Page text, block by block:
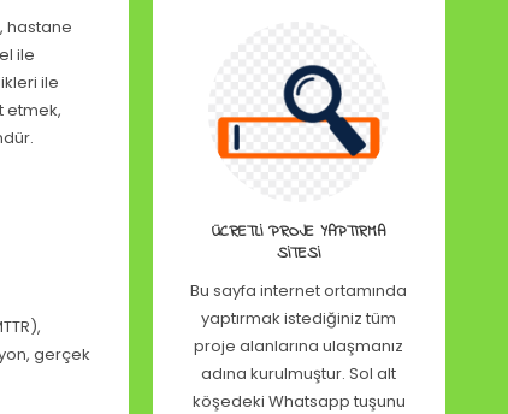
hastane
ile
ile
etmek,
gerçek
ÜCRETLI PROJE YAPTIRMA
SITESI
Bu sayfa internet ortamında
yaptırmak istediğiniz tüm
proje alanlarına ulaşmanız
adına kurulmuştur. Sol alt
köşedeki Whatsapp tuşunu